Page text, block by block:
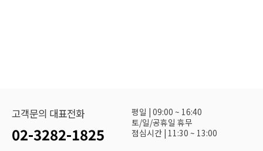
고객문의 대표전화
02-3282-1825
평일 | 09:00 ~ 16:40
토/일/공휴일 휴무
점심시간 | 11:30 ~ 13:00